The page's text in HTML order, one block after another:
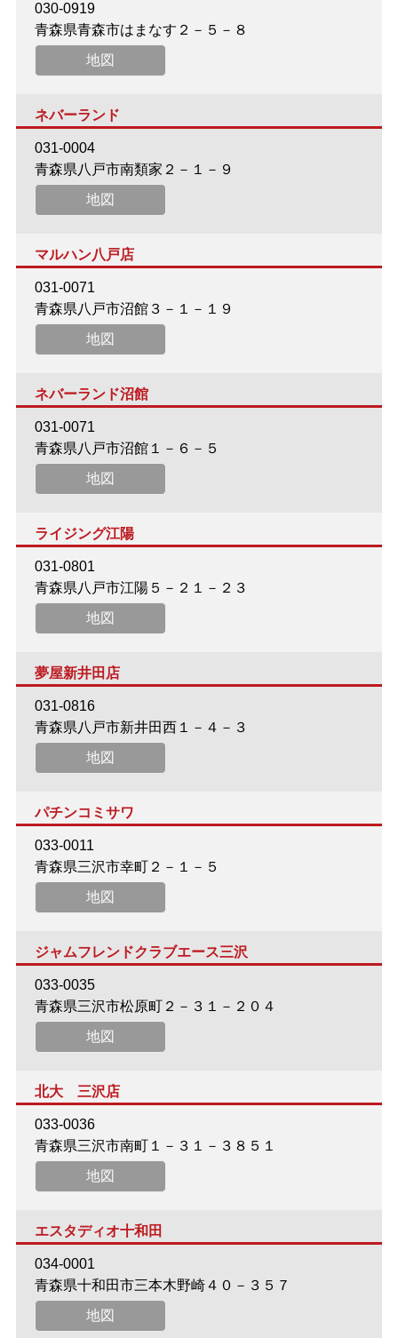
030-0919
青森県青森市はまなす２－５－８
地図
ネバーランド
031-0004
青森県八戸市南類家２－１－９
地図
マルハン八戸店
031-0071
青森県八戸市沼館３－１－１９
地図
ネバーランド沼館
031-0071
青森県八戸市沼館１－６－５
地図
ライジング江陽
031-0801
青森県八戸市江陽５－２１－２３
地図
夢屋新井田店
031-0816
青森県八戸市新井田西１－４－３
地図
パチンコミサワ
033-0011
青森県三沢市幸町２－１－５
地図
ジャムフレンドクラブエース三沢
033-0035
青森県三沢市松原町２－３１－２０４
地図
北大 三沢店
033-0036
青森県三沢市南町１－３１－３８５１
地図
エスタディオ十和田
034-0001
青森県十和田市三本木野崎４０－３５７
地図